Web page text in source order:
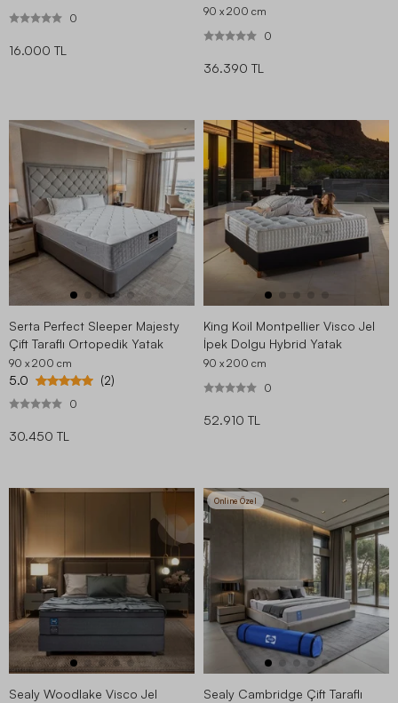
0
16.000 TL
90 x 200 cm
0
36.390 TL
Serta Perfect Sleeper Majesty
Çift Taraflı Ortopedik Yatak
90 x 200 cm
5.0 (2)
0
30.450 TL
King Koil Montpellier Visco Jel
İpek Dolgu Hybrid Yatak
90 x 200 cm
0
52.910 TL
Sealy Woodlake Visco Jel
Online Özel
Sealy Cambridge Çift Taraflı